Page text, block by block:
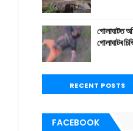
গোলাঘাটত
গোলাঘাটৰ
RECENT POSTS
FACEBOOK